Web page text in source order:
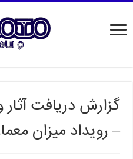
گزارش دریافت
– رویداد میزان